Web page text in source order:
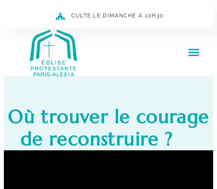
CULTE LE DIMANCHE À 10H30
Où trouver le courage
de reconstruire ?